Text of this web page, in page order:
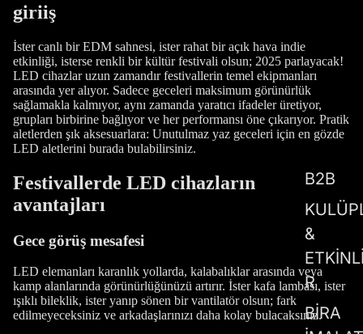
B2B
&
R
BİRA
giriiş
İster canlı bir EDM sahnesi, ister rahat bir açık hava indie
etkinliği, isterse renkli bir kültür festivali olsun; 2025 parlayacak!
LED cihazlar uzun zamandır festivallerin temel ekipmanları
arasında yer alıyor. Sadece geceleri maksimum görünürlük
sağlamakla kalmıyor, aynı zamanda yaratıcı ifadeler üretiyor,
grupları birbirine bağlıyor ve her performansı öne çıkarıyor. Pratik
aletlerden şık aksesuarlara: Unutulmaz yaz geceleri için en gözde
LED aletlerini burada bulabilirsiniz.
Festivallerde LED cihazların
avantajları
Gece görüş mesafesi
LED elemanları karanlık yollarda, kalabalıklar arasında veya
kamp alanlarında görünürlüğünüzü artırır. İster kafa lambası, ister
ışıklı bileklik, ister yanıp sönen bir vantilatör olsun; fark
edilmeyeceksiniz ve arkadaşlarınızı daha kolay bulacaksınız.